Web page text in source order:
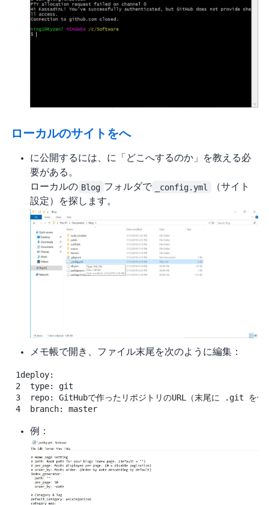
ローカルのサイトをGitHubへpush
GitHub に公開するには、Hexo に「どこへ push するのか」を教える必
要がある。
ローカルの Blog フォルダで _config.yml
（サイト
設定）を探します。
メモ帳で開き、ファイル末尾を次のように編集：
1deploy:
2
type:
git
3
repo:
GitHubで作ったリポジトリのURL（末尾に .git を付
4
branch: master
例：